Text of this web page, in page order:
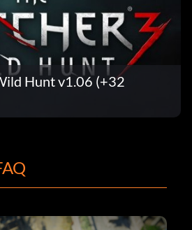
Hunt v1.06 (+32